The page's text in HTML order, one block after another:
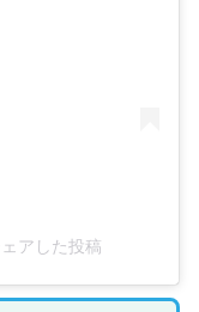
アした投稿